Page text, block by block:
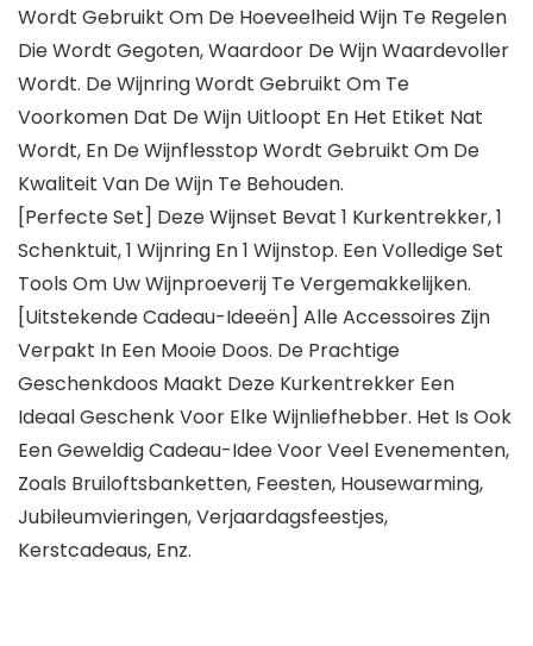
Wordt Gebruikt Om De Hoeveelheid Wijn Te Regelen
Die Wordt Gegoten, Waardoor De Wijn Waardevoller
Wordt. De Wijnring Wordt Gebruikt Om Te
Voorkomen Dat De Wijn Uitloopt En Het Etiket Nat
Wordt, En De Wijnflesstop Wordt Gebruikt Om De
Kwaliteit Van De Wijn Te Behouden.
[Perfecte Set] Deze Wijnset Bevat 1 Kurkentrekker, 1
Schenktuit, 1 Wijnring En 1 Wijnstop. Een Volledige Set
Tools Om Uw Wijnproeverij Te Vergemakkelijken.
[Uitstekende Cadeau-Ideeën] Alle Accessoires Zijn
Verpakt In Een Mooie Doos. De Prachtige
Geschenkdoos Maakt Deze Kurkentrekker Een
Ideaal Geschenk Voor Elke Wijnliefhebber. Het Is Ook
Een Geweldig Cadeau-Idee Voor Veel Evenementen,
Zoals Bruiloftsbanketten, Feesten, Housewarming,
Jubileumvieringen, Verjaardagsfeestjes,
Kerstcadeaus, Enz.